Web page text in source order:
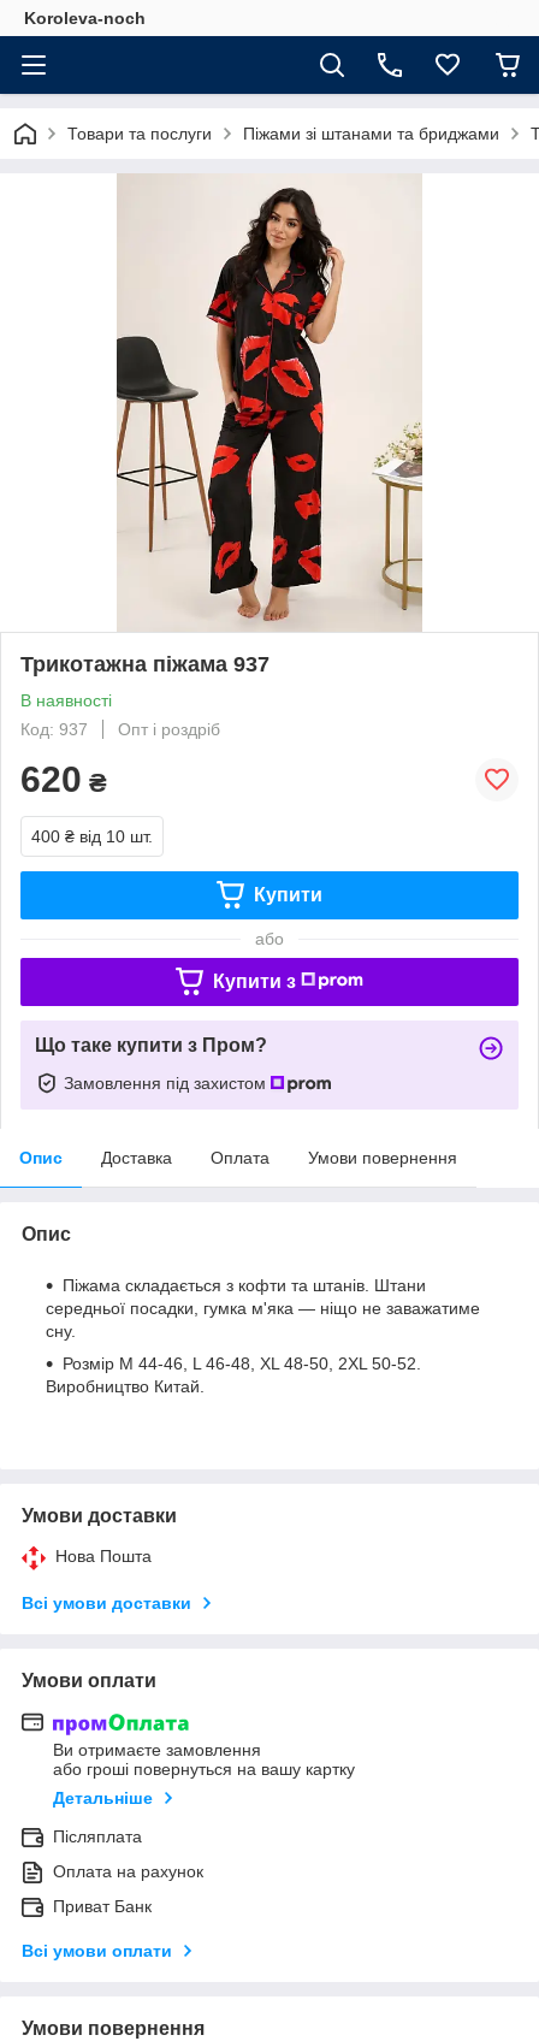
Koroleva-noch
Товари та послуги Піжами зі штанами та бриджами
Трикотажна піжама 937
В наявності
Код: 937
Опт і роздріб
620 ₴
400 ₴ від 10 шт.
Купити
або
Купити з
Що таке купити з Пром?
Замовлення під захистом
Опис Доставка Оплата Умови повернення
Опис
Піжама складається з кофти та штанів. Штани
середньої посадки, гумка м'яка — ніщо не заважатиме
сну.
Розмір M 44-46, L 46-48, XL 48-50, 2XL 50-52.
Виробництво Китай.
Умови доставки
Нова Пошта
Всі умови доставки
Умови оплати
Ви отримаєте замовлення
або гроші повернуться на вашу картку
Детальніше
Післяплата
Оплата на рахунок
Приват Банк
Всі умови оплати
Умови повернення